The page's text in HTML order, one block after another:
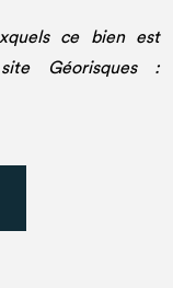
ce bien est
Géorisques :